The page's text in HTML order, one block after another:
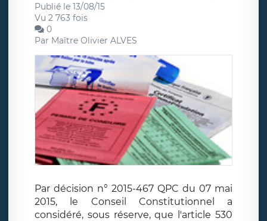
Publié le 13/08/15
Vu 2 763 fois
0
Par Maître Olivier ALVES
Par décision n° 2015-467 QPC du 07 mai
2015, le Conseil Constitutionnel a
considéré, sous réserve, que l'article 530